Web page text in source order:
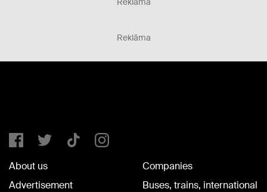
Reklāma
About us
Advertisement
Companies
Buses, trains, international